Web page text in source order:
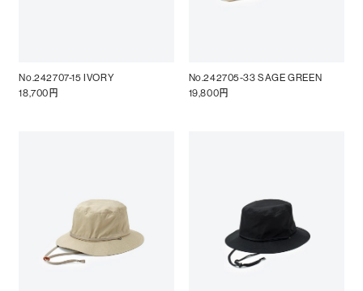
No.242707-15 IVORY
18,700円
No.242705-33 SAGE GREEN
19,800円